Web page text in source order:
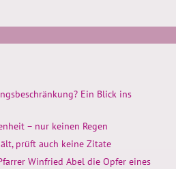
Ein Blick ins
– nur keinen Regen
prüft auch keine Zitate
Winfried Abel die Opfer eines